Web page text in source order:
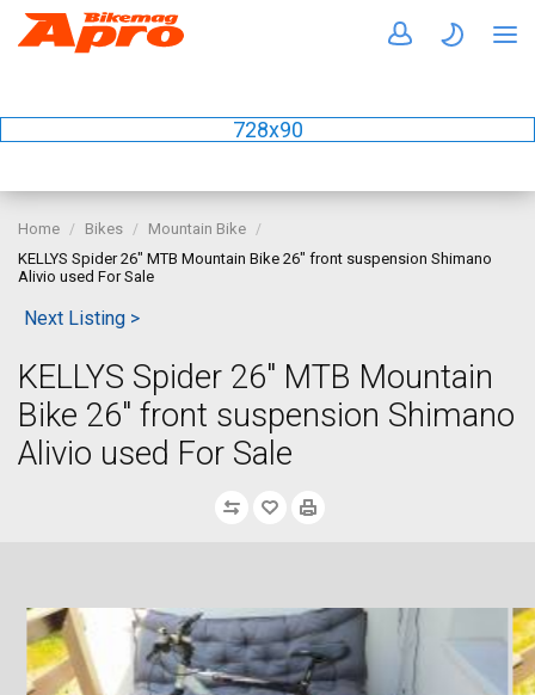
728x90
Home Bikes
Mountain Bike
KELLYS Spider 26" MTB Mountain Bike 26" front suspension Shimano
Alivio used For Sale
Next Listing >
KELLYS Spider 26" MTB Mountain
Bike 26" front suspension Shimano
Alivio used For Sale